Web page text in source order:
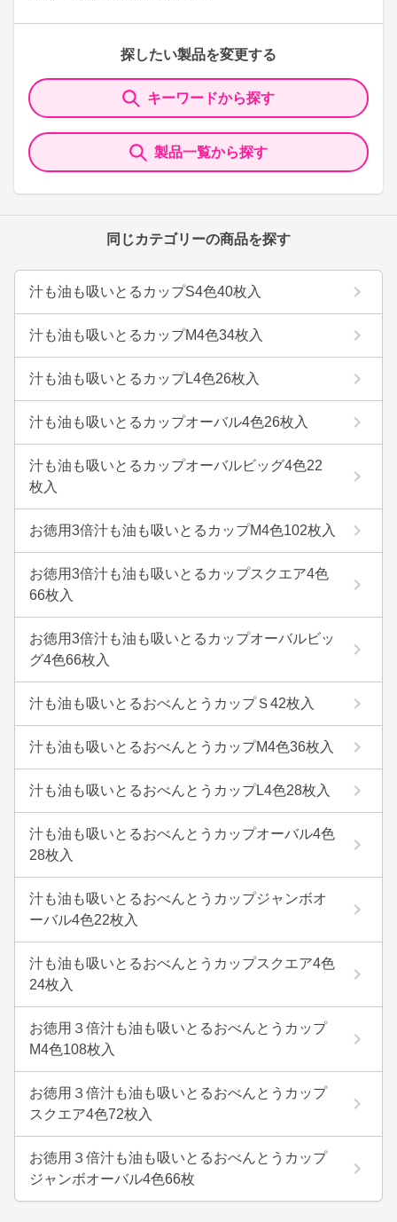
探したい製品を変更する
キーワードから探す
製品一覧から探す
同じカテゴリーの商品を探す
汁も油も吸いとるカップS4色40枚入
汁も油も吸いとるカップM4色34枚入
汁も油も吸いとるカップL4色26枚入
汁も油も吸いとるカップオーバル4色26枚入
汁も油も吸いとるカップオーバルビッグ4色22
枚入
お徳用3倍汁も油も吸いとるカップM4色102枚入
お徳用3倍汁も油も吸いとるカップスクエア4色
66枚入
お徳用3倍汁も油も吸いとるカップオーバルビッ
グ4色66枚入
汁も油も吸いとるおべんとうカップＳ42枚入
汁も油も吸いとるおべんとうカップM4色36枚入
汁も油も吸いとるおべんとうカップL4色28枚入
汁も油も吸いとるおべんとうカップオーバル4色
28枚入
汁も油も吸いとるおべんとうカップジャンボオ
ーバル4色22枚入
汁も油も吸いとるおべんとうカップスクエア4色
24枚入
お徳用３倍汁も油も吸いとるおべんとうカップ
M4色108枚入
お徳用３倍汁も油も吸いとるおべんとうカップ
スクエア4色72枚入
お徳用３倍汁も油も吸いとるおべんとうカップ
ジャンボオーバル4色66枚